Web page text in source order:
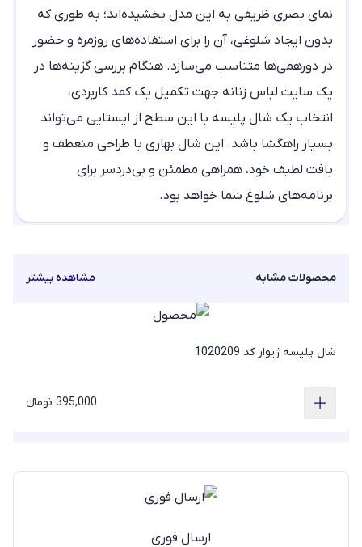
نمای بصری ظریفی به این مدل بخشیده‌اند؛ به طوری که
بدون ایجاد شلوغی، آن را برای استفاده‌های روزمره و حضور
در دورهمی‌ها متناسب می‌سازد. هنگام بررسی گزینه‌ها در
یک سایت لباس زنانه جهت تکمیل یک کمد کاربردی،
انتخاب یک شال پلیسه با این سطح از ایستایی می‌تواند
بسیار راهگشا باشد. این شال بهاری با طراحی منعطف و
بافت لطیف خود، همراهی مطمئن و بی‌دردسر برای
برنامه‌های شلوغ شما خواهد بود.
محصولات مشابه مشاهده بیشتر
شال پلیسه ژیوار کد 1020209
395,000 تومانء
ارسال فوری